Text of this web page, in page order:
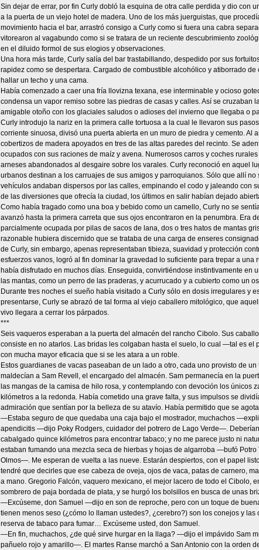
Sin dejar de errar, por fin Curly dobló la esquina de otra calle perdida y dio con
a la puerta de un viejo hotel de madera. Uno de los más juerguistas, que
movimiento hacia el bar, arrastró consigo a Curly como si fuera una cabra
vitorearon al vagabundo como si se tratara de un reciente descubrimiento
en el diluido formol de sus elogios y observaciones.
Una hora más tarde, Curly salía del bar trastabillando, despedido por sus
rapidez como se despertara. Cargado de combustible alcohólico y atiborrado
hallar un techo y una cama.
Había comenzado a caer una fría llovizna texana, ese interminable y ocioso
condensa un vapor remiso sobre las piedras de casas y calles. Así se cruzaban
amigable otoño con los glaciales saludos o adioses del invierno que llegaba o
Curly introdujo la nariz en la primera calle tortuosa a la cual le llevaron sus
corriente sinuosa, divisó una puerta abierta en un muro de piedra y cemento. Al
cobertizos de madera apoyados en tres de las altas paredes del recinto. Se
ocupados con sus raciones de maíz y avena. Numerosos carros y coches
arneses abandonados al desgaire sobre los varales. Curly reconoció en aquel
urbanos destinan a los carruajes de sus amigos y parroquianos. Sólo que allí
vehículos andaban dispersos por las calles, empinando el codo y jaleando con
de las diversiones que ofrecía la ciudad, los últimos en salir habían dejado
Como había tragado como una boa y bebido como un camello, Curly no se
avanzó hasta la primera carreta que sus ojos encontraron en la penumbra. Era
parcialmente ocupada por pilas de sacos de lana, dos o tres hatos de mantas
razonable hubiera discernido que se trataba de una carga de enseres
de Curly, sin embargo, apenas representaban tibieza, suavidad y protección
esfuerzos vanos, logró al fin dominar la gravedad lo suficiente para trepar a
había disfrutado en muchos días. Enseguida, convirtiéndose instintivamente en
las mantas, como un perro de las praderas, y acurrucado y a cubierto como un
Durante tres noches el sueño había visitado a Curly sólo en dosis irregulares y
presentarse, Curly se abrazó de tal forma al viejo caballero mitológico, que
vivo llegara a cerrar los párpados.
***
Seis vaqueros esperaban a la puerta del almacén del rancho Cibolo. Sus
consiste en no atarlos. Las bridas les colgaban hasta el suelo, lo cual —tal es
con mucha mayor eficacia que si se les atara a un roble.
Estos guardianes de vacas paseaban de un lado a otro, cada uno provisto de
maldecían a Sam Revell, el encargado del almacén. Sam permanecía en la
las mangas de la camisa de hilo rosa, y contemplando con devoción los únicos
kilómetros a la redonda. Había cometido una grave falta, y sus impulsos se
admiración que sentían por la belleza de su atavío. Había permitido que se
—Estaba seguro de que quedaba una caja bajo el mostrador, muchachos
apendicitis —dijo Poky Rodgers, cuidador del potrero de Lago Verde—.
cabalgado quince kilómetros para encontrar tabaco; y no me parece justo ni
estaban fumando una mezcla seca de hierbas y hojas de algarroba —bufó
Olmos—. Me esperan de vuelta a las nueve. Estarán despiertos, con el papel
tendré que decirles que ese cabeza de oveja, ojos de vaca, patas de carnero,
a mano. Gregorio Falcón, vaquero mexicano, el mejor lacero de todo el Cibolo,
sombrero de paja bordada de plata, y se hurgó los bolsillos en busca de unas
—Excúseme, don Samuel —dijo en son de reproche, pero con un toque de
tienen menos seso (¿cómo lo llaman ustedes?, ¿cerebro?) son los conejos y
reserva de tabaco para fumar… Excúseme usted, don Samuel.
—En fin, muchachos, ¿de qué sirve hurgar en la llaga? —dijo el impávido Sam
pañuelo rojo y amarillo—. El martes Ranse marchó a San Antonio con la orden